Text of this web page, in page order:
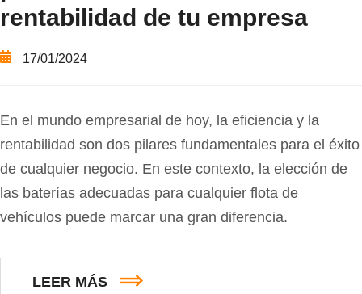
rentabilidad de tu empresa
17/01/2024
En el mundo empresarial de hoy, la eficiencia y la
rentabilidad son dos pilares fundamentales para el éxito
de cualquier negocio. En este contexto, la elección de
las baterías adecuadas para cualquier flota de
vehículos puede marcar una gran diferencia.
LEER MÁS